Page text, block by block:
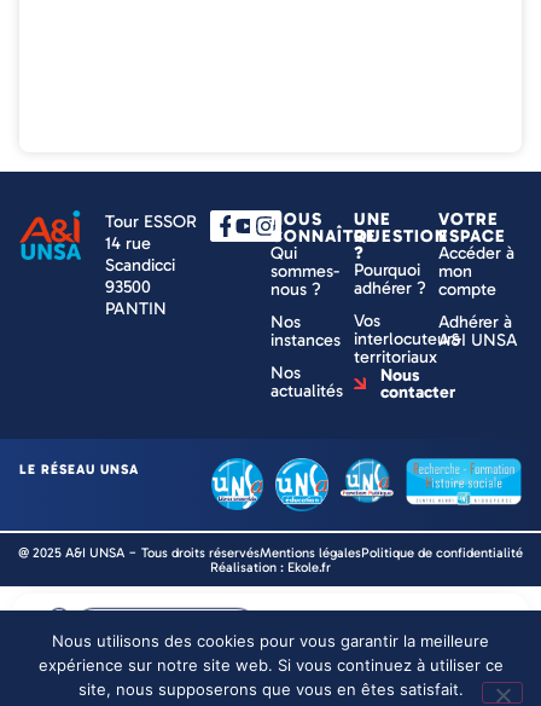
Tour ESSOR
14 rue
Scandicci
93500
PANTIN
NOUS
CONNAÎTRE
Qui
sommes-
nous ?
Nos
instances
Nos
actualités
UNE
QUESTION
?
Pourquoi
adhérer ?
Vos
interlocuteurs
territoriaux
Nous
contacter
VOTRE
ESPACE
Accéder à
mon
compte
Adhérer à
A&I UNSA
LE RÉSEAU UNSA
@ 2025 A&I UNSA − Tous droits réservésMentions légalesPolitique de confidentialité
Réalisation : Ekole.fr
Adhérer en ligne
Nous utilisons des cookies pour vous garantir la meilleure
expérience sur notre site web. Si vous continuez à utiliser ce
site, nous supposerons que vous en êtes satisfait.